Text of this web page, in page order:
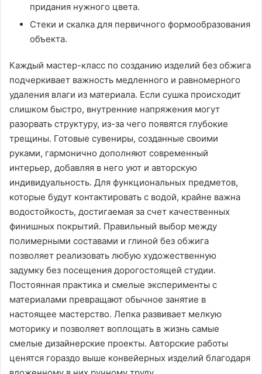
придания нужного цвета.
Стеки и скалка для первичного формообразования
объекта.
Каждый мастер-класс по созданию изделий без обжига
подчеркивает важность медленного и равномерного
удаления влаги из материала. Если сушка происходит
слишком быстро, внутренние напряжения могут
разорвать структуру, из-за чего появятся глубокие
трещины. Готовые сувениры, созданные своими
руками, гармонично дополняют современный
интерьер, добавляя в него уют и авторскую
индивидуальность. Для функциональных предметов,
которые будут контактировать с водой, крайне важна
водостойкость, достигаемая за счет качественных
финишных покрытий. Правильный выбор между
полимерными составами и глиной без обжига
позволяет реализовать любую художественную
задумку без посещения дорогостоящей студии.
Постоянная практика и смелые эксперименты с
материалами превращают обычное занятие в
настоящее мастерство. Лепка развивает мелкую
моторику и позволяет воплощать в жизнь самые
смелые дизайнерские проекты. Авторские работы
ценятся гораздо выше конвейерных изделий благодаря